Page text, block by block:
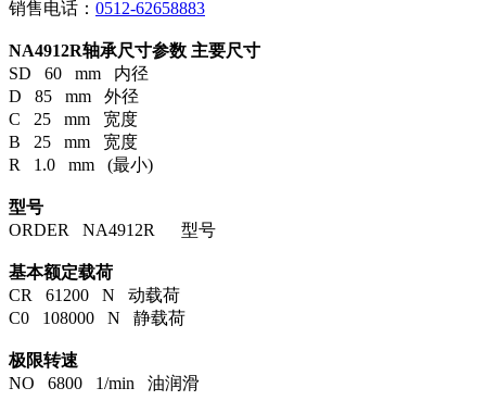
销售电话： 0512-62658883
NA4912R轴承尺寸参数 主要尺寸
SD 60 mm 内径
D 85 mm 外径
C 25 mm 宽度
B 25 mm 宽度
R 1.0 mm (最小)
型号
ORDER NA4912R 型号
基本额定载荷
CR 61200 N 动载荷
C0 108000 N 静载荷
极限转速
NO 6800 1/min 油润滑